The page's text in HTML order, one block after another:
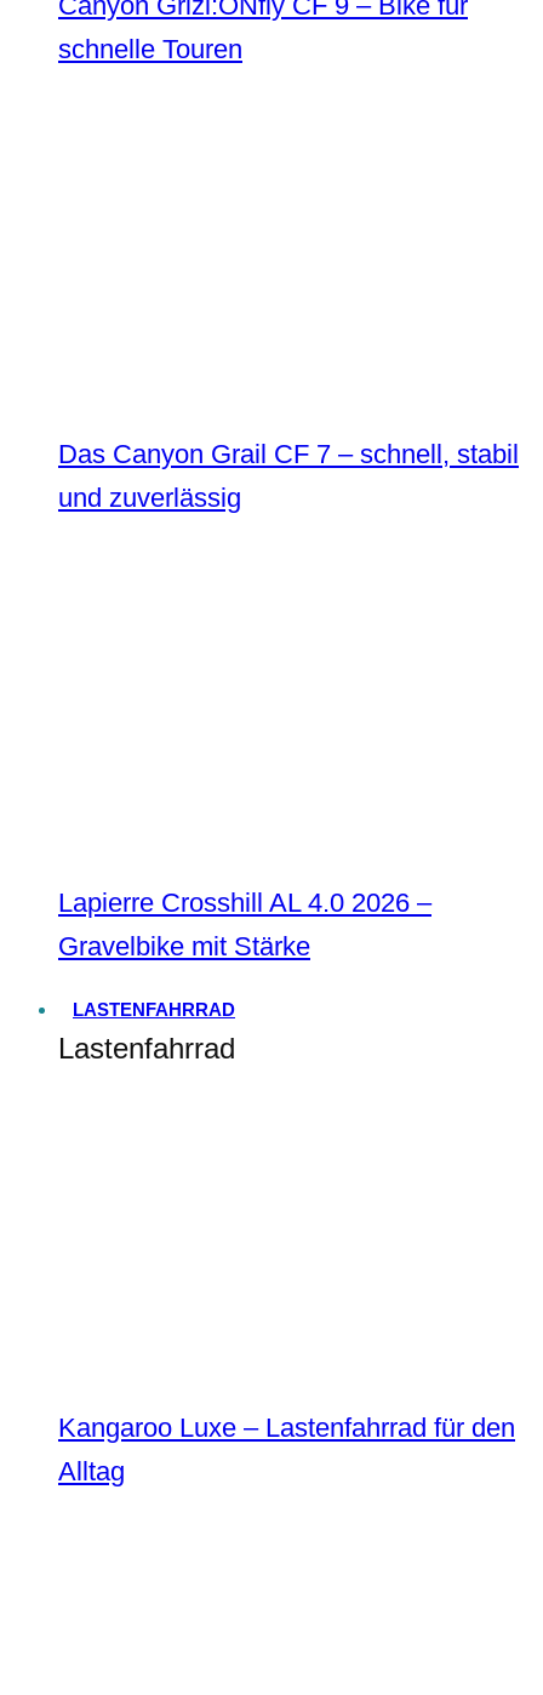
schnelle Touren
Das Canyon Grail CF 7 – schnell, stabil
und zuverlässig
Lapierre Crosshill AL 4.0 2026 –
Gravelbike mit Stärke
LASTENFAHRRAD
Lastenfahrrad
Kangaroo Luxe – Lastenfahrrad für den
Alltag